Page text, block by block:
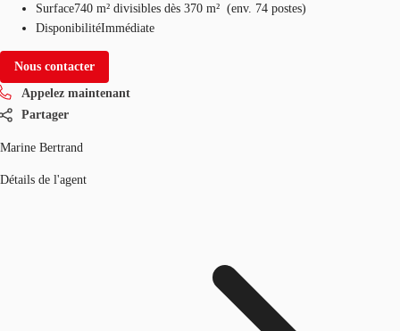
Surface740 m² divisibles dès 370 m² (env. 74 postes)
DisponibilitéImmédiate
Nous contacter
Appelez maintenant
Partager
Marine Bertrand
Détails de l'agent